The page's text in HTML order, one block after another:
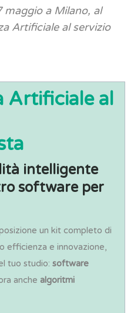
maggio a Milano, al
Artificiale al servizio
Artificiale al
intelligente
software per
un kit completo di
efficienza e innovazione,
tuo studio: software
anche algoritmi